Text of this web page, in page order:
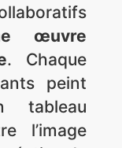
œuvre
. Chaque
peint
tableau
l’image